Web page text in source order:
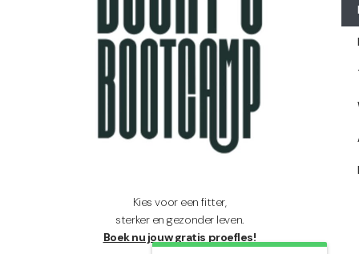
Kies voor een fitter,
sterker en gezonder leven.
Boek nu jouw gratis proefles!